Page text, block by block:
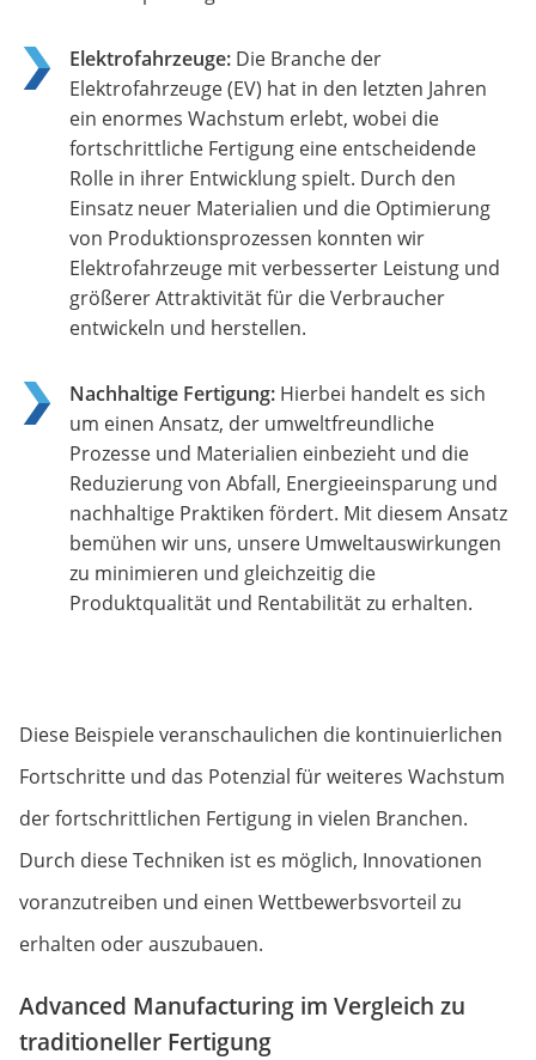
Elektrofahrzeuge: Die Branche der
Elektrofahrzeuge (EV) hat in den letzten Jahren
ein enormes Wachstum erlebt, wobei die
fortschrittliche Fertigung eine entscheidende
Rolle in ihrer Entwicklung spielt. Durch den
Einsatz neuer Materialien und die Optimierung
von Produktionsprozessen konnten wir
Elektrofahrzeuge mit verbesserter Leistung und
größerer Attraktivität für die Verbraucher
entwickeln und herstellen.
Nachhaltige Fertigung: Hierbei handelt es sich
um einen Ansatz, der umweltfreundliche
Prozesse und Materialien einbezieht und die
Reduzierung von Abfall, Energieeinsparung und
nachhaltige Praktiken fördert. Mit diesem Ansatz
bemühen wir uns, unsere Umweltauswirkungen
zu minimieren und gleichzeitig die
Produktqualität und Rentabilität zu erhalten.
Diese Beispiele veranschaulichen die kontinuierlichen
Fortschritte und das Potenzial für weiteres Wachstum
der fortschrittlichen Fertigung in vielen Branchen.
Durch diese Techniken ist es möglich, Innovationen
voranzutreiben und einen Wettbewerbsvorteil zu
erhalten oder auszubauen.
Advanced Manufacturing im Vergleich zu
traditioneller Fertigung